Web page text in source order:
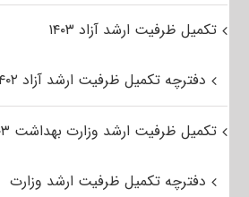
تکمیل ظرفیت ارشد آزاد ۱۴۰۳
دفترچه تکمیل ظرفیت ارشد آزاد ۱۴۰۲
تکمیل ظرفیت ارشد وزارت بهداشت ۱۴۰۳
دفترچه تکمیل ظرفیت ارشد وزارت